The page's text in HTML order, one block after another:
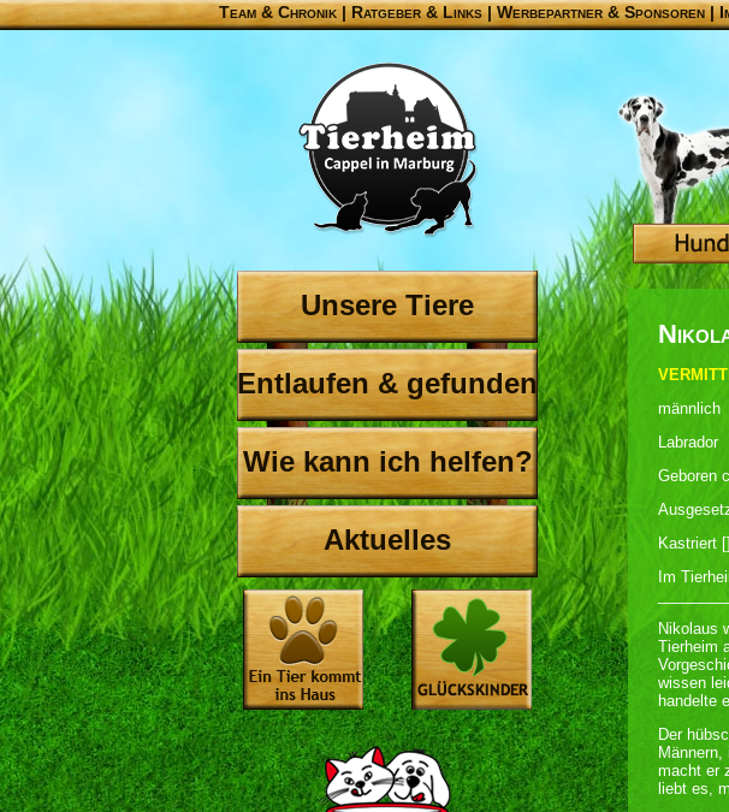
Team & Chronik |Ratgeber & Links|Werbepartner & Sponsoren|
Unsere Tiere
Entlaufen & gefunden
Wie kann ich helfen?
Aktuelles
männlich
Labrador
Geboren
Kastriert
Im
Nikolaus
Tierheim
wissen
handelte
Der
macht er
liebt es,